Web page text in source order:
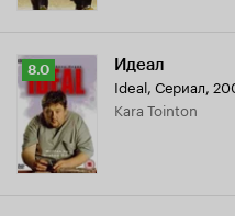
Рейтинг
Кинопоиска
8.0
8.0 Идеал
Ideal, Сериал,
Kara Tointon